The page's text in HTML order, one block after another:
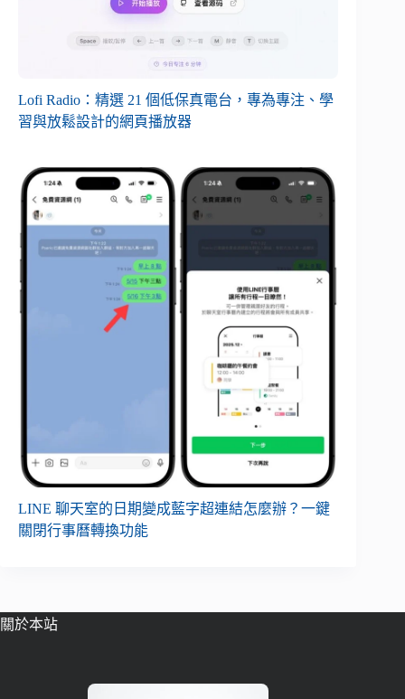
Lofi Radio：精選 21 個低保真電台，專為專注、學
習與放鬆設計的網頁播放器
LINE 聊天室的日期變成藍字超連結怎麼辦？一鍵
關閉行事曆轉換功能
關於本站